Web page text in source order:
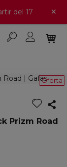
del 17 ×
Oferta
Prizm Road